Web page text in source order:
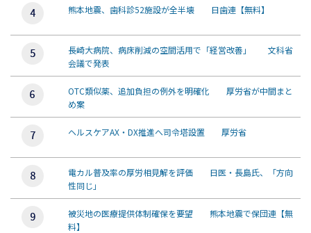
熊本地震、歯科診52施設が全半壊 日歯連【無料】
長崎大病院、病床削減の空間活用で「経営改善」 文科省
会議で発表
OTC類似薬、追加負担の例外を明確化 厚労省が中間まと
め案
ヘルスケアAX・DX推進へ司令塔設置 厚労省
電カル普及率の厚労相見解を評価 日医・長島氏、「方向
性同じ」
被災地の医療提供体制確保を要望 熊本地震で保団連【無
料】